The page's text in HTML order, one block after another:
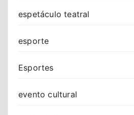
espetáculo teatral
esporte
Esportes
evento cultural